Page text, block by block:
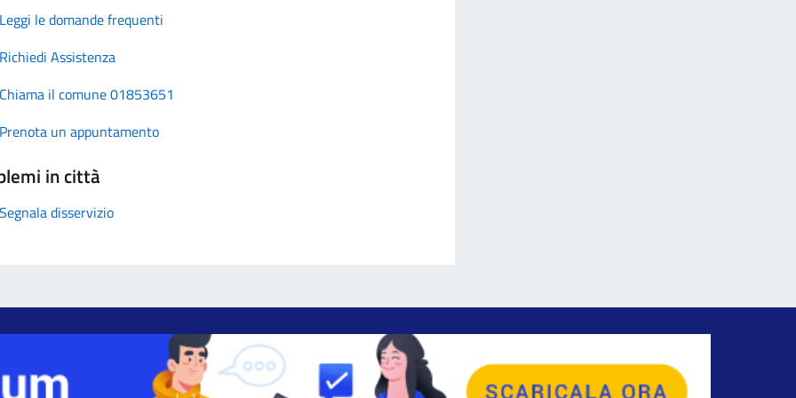
Leggi le domande frequenti
Richiedi Assistenza
Chiama il comune 01853651
Prenota un appuntamento
in città
Segnala disservizio